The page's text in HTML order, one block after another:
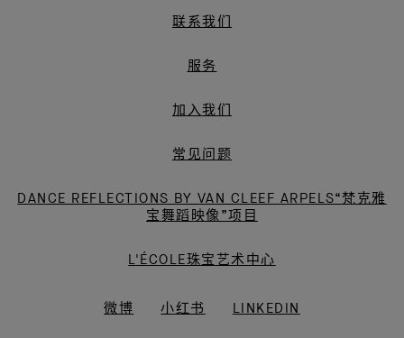
雅
宝
联系我们
服务
加入我们
常见问题
DANCE REFLECTIONS BY VAN CLEEF ARPELS“梵克雅
宝舞蹈映像”项目
L'ÉCOLE珠宝艺术中心
微博 小红书 LINKEDIN